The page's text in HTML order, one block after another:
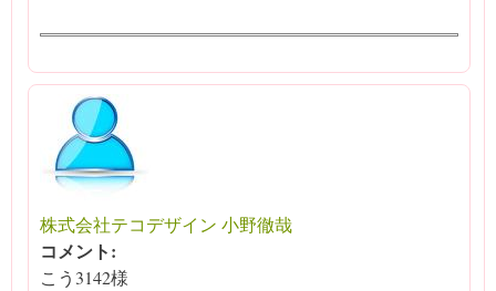
株式会社テコデザイン 小野徹哉
コメント:
こう3142様